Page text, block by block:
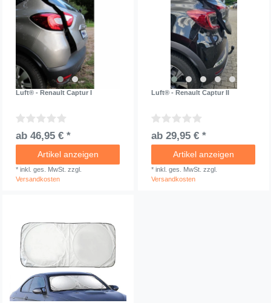
Luft® - Renault Captur I
ab 46,95 € *
Artikel anzeigen
* inkl. ges. MwSt. zzgl.
Versandkosten
Luft® - Renault Captur II
ab 29,95 € *
Artikel anzeigen
* inkl. ges. MwSt. zzgl.
Versandkosten